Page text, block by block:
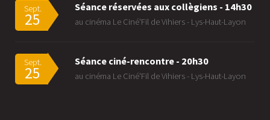
Sept.
25
Séance réservées aux collègiens - 14h30
au cinéma Le Ciné'Fil de Vihiers - Lys-Haut-Layon
Sept.
25
Séance ciné-rencontre - 20h30
au cinéma Le Ciné'Fil de Vihiers - Lys-Haut-Layon